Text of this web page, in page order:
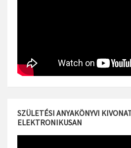
SZÜLETÉSI ANYAKÖNYVI
ELEKTRONIKUSAN